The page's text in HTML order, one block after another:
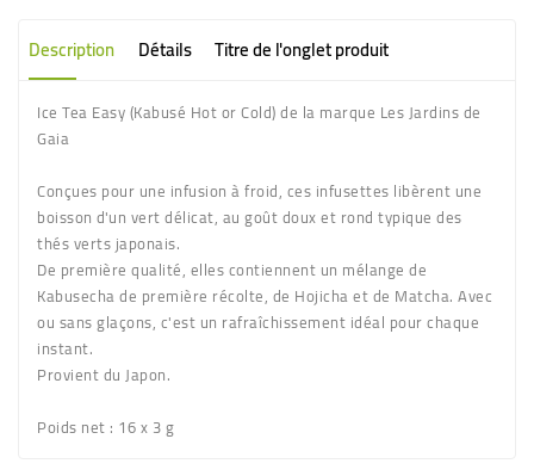
Description Détails Titre de l'onglet produit
Ice Tea Easy (Kabusé Hot or Cold) de la marque Les Jardins de
Gaia
Conçues pour une infusion à froid, ces infusettes libèrent une
boisson d'un vert délicat, au goût doux et rond typique des
thés verts japonais.
De première qualité, elles contiennent un mélange de
Kabusecha de première récolte, de Hojicha et de Matcha. Avec
ou sans glaçons, c'est un rafraîchissement idéal pour chaque
instant.
Provient du Japon.
Poids net : 16 x 3 g